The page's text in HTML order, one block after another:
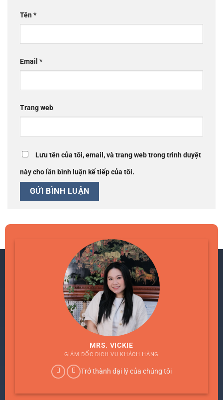
Tên*
Email *
Trang web
Lưu tên của tôi, email, và trang web trong trình duyệt
này cho lần bình luận kế tiếp của tôi.
MRS. VICKIE
GIÁM ĐỐC DỊCH VỤ KHÁCH HÀNG
Trở thành đại lý của chúng tôi